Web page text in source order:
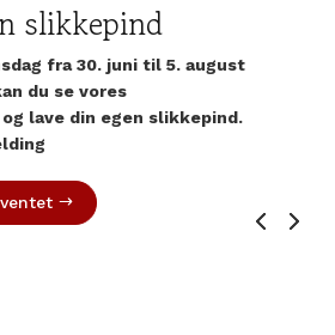
slikkepind
fra 30. juni til 5. august
du se vores
lave din egen slikkepind.